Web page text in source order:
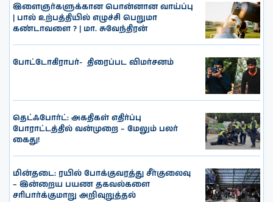
இளைஞர்களுக்கான பொன்னான வாய்ப்பு
| பால் உற்பத்தியில் எழுச்சி பெறுமா
கண்டாவளை ? | மா. சுவேந்திரன்
போட்டோகிராபர்- ‌ திரைப்பட விமர்சனம்
தெட்ஃபோர்ட்: அகதிகள் எதிர்ப்பு
போராட்டத்தில் வன்முறை – மேலும் பலர்
கைது!
மின்தடை: ரயில் போக்குவரத்து சீர்குலைவு
– இன்றைய பயண தகவல்களை
சரிபார்க்குமாறு அறிவுறுத்தல்